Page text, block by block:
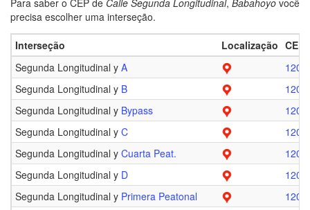
Para saber o CEP de Calle Segunda Longitudinal, Babahoyo você
precisa escolher uma interseção.
Interseção Localização CEP
Segunda Longitudinal y A
Segunda Longitudinal y B
Segunda Longitudinal y Bypass
Segunda Longitudinal y C
Segunda Longitudinal y Cuarta Peat.
Segunda Longitudinal y D
Segunda Longitudinal y Primera Peatonal